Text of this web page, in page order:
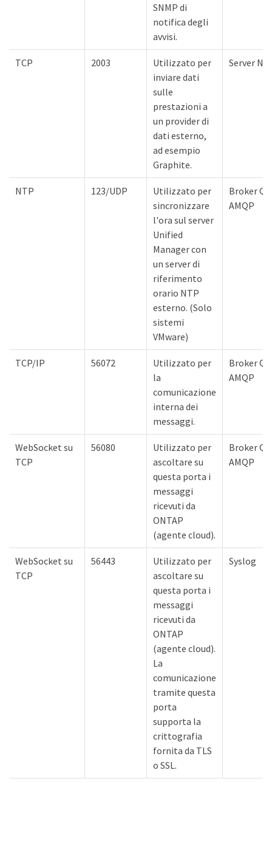
SNMP di
notifica degli
avvisi.
TCP 2003
Utilizzato per
inviare dati
sulle
prestazioni a
un provider di
dati esterno,
ad esempio
Graphite.
Server
NTP 123/UDP
Utilizzato per
sincronizzare
l'ora sul server
Unified
Manager con
un server di
riferimento
orario NTP
esterno. (Solo
sistemi
VMware)
Broker
AMQP
TCP/IP 56072
Utilizzato per
la
comunicazione
interna dei
messaggi.
Broker
AMQP
WebSocket su
TCP
56080
Utilizzato per
ascoltare su
questa porta i
messaggi
ricevuti da
ONTAP
(agente cloud).
Broker
AMQP
WebSocket su
TCP
56443
Utilizzato per
ascoltare su
questa porta i
messaggi
ricevuti da
ONTAP
(agente cloud).
La
comunicazione
tramite questa
porta
supporta la
crittografia
fornita da TLS
o SSL.
Syslog